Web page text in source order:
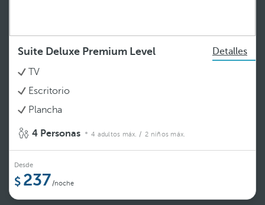
Suite Deluxe Premium Level
Detalles
TV
Escritorio
Plancha
4 Personas 4 adultos máx. / 2 niños máx.
Desde
237 /noche